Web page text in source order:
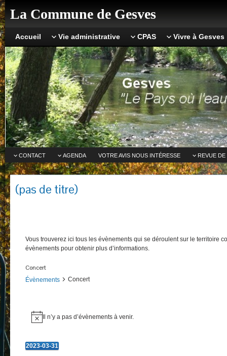
La Commune de Gesves
Accueil Vie administrative CPAS Vivre à Gesves
CONTACT AGENDA VOTRE AVIS NOUS INTÉRESSE REVUE DE
(pas de titre)
Vous trouverez ici tous les évènements qui se déroulent sur le territoire
évènements pour obtenir plus d’informations.
Concert
Évènements Concert
Évènements
31
Notice
Il n’y a pas d’évènements à venir.
2023-03-31